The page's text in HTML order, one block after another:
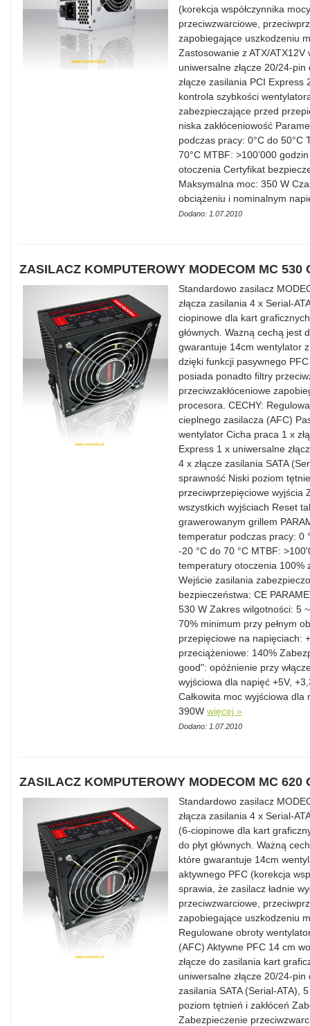
(korekcja współczynnika
przeciwzwarciowe,
zapobiegające uszkodzeniu
Zastosowanie z ATX/
uniwersalne złącze 20/24-pin
złącze zasilania PCI Express
kontrola szybkości
zabezpieczające przed
niska zakłóceniowość
podczas pracy: 0°C do 50°C
70°C MTBF: >100’000
otoczenia Certyfikat
Maksymalna moc: 350 W
obciążeniu i nominalnym
Dodano: 1.07.2010
ZASILACZ KOMPUTEROWY MODECOM MC 530
Standardowo zasilacz
złącza zasilania 4 x Serial-
ciopinowe dla kart
głównych. Wazną cechą jest
gwarantuje 14cm wentylator
dzięki funkcji pasywnego
posiada ponadto filtry
przeciwzakłóceniowe
procesora. CECHY:
cieplnego zasilacza (AFC)
wentylator Cicha praca 1 x
Express 1 x uniwersalne
4 x złącze zasilania SATA
sprawność Niski poziom
przeciwprzepięciowe wyjścia
wszystkich wyjściach Reset
grawerowanym grillem
temperatur podczas pracy: 0
-20 °C do 70 °C MTBF:
temperatury otoczenia 100%
Wejście zasilania
bezpieczeństwa: CE
530 W Zakres wilgotności: 5
70% minimum przy pełnym
przepięciowe na napięciach:
przeciążeniowe: 140%
good": opóźnienie przy
wyjściowa dla napięć +5V,
Całkowita moc wyjściowa
390W więcej »
Dodano: 1.07.2010
ZASILACZ KOMPUTEROWY MODECOM MC 620
Standardowo zasilacz
złącza zasilania 4 x Serial-
(6-ciopinowe dla kart
do płyt głównych. Ważną
które gwarantuje 14cm
aktywnego PFC (korekcja
sprawia, że zasilacz ładnie
przeciwzwarciowe,
zapobiegające uszkodzeniu
Regulowane obroty
(AFC) Aktywne PFC 14 cm
złącze do zasilania kart
uniwersalne złącze 20/24-pin
zasilania SATA (Serial-ATA),
poziom tętnień i zakłóceń
Zabezpieczenie